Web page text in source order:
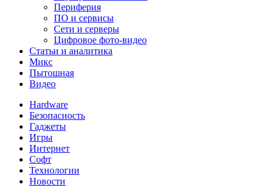
Периферия
ПО и сервисы
Сети и серверы
Цифровое фото-видео
Статьи и аналитика
Микс
Пытошная
Видео
Hardware
Безопасность
Гаджеты
Игры
Интернет
Софт
Технологии
Новости